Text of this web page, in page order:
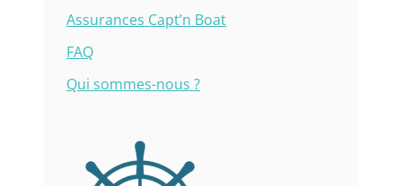
Assurances Capt’n Boat
FAQ
Qui sommes-nous ?